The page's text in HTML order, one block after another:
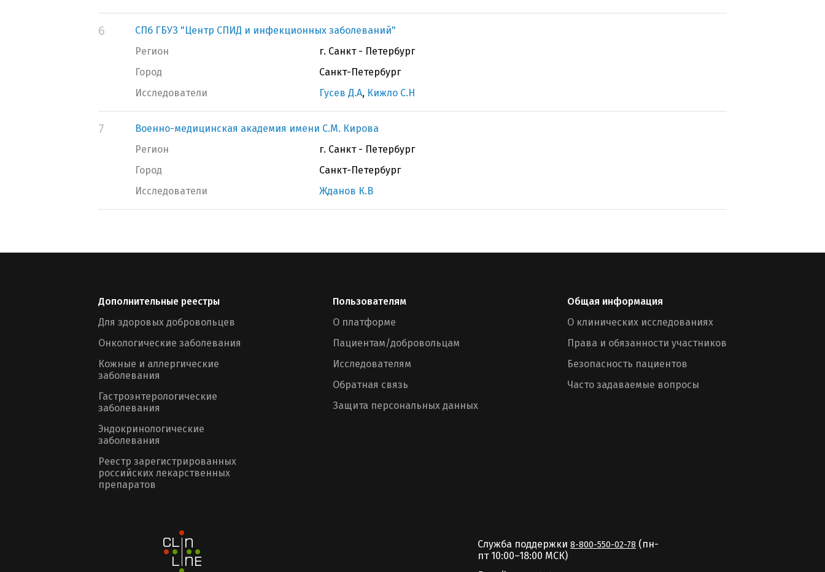
6
СПб ГБУЗ "Центр СПИД и инфекционных заболеваний"
Регион
г. Санкт - Петербург
Город
Санкт-Петербург
Исследователи
Гусев Д.А, Кижло С.Н
7
Военно-медицинская академия имени С.М. Кирова
Регион
г. Санкт - Петербург
Город
Санкт-Петербург
Исследователи
Жданов К.В
Дополнительные реестры
Для здоровых добровольцев
Онкологические заболевания
Кожные и аллергические
заболевания
Гастроэнтерологические
заболевания
Эндокринологические
заболевания
Реестр зарегистрированных
российских лекарственных
препаратов
Пользователям
О платформе
Пациентам/добровольцам
Исследователям
Обратная связь
Защита персональных данных
Общая информация
О клинических исследованиях
Права и обязанности участников
Безопасность пациентов
Часто задаваемые вопросы
Служба поддержки 8-800-550-02-78 (пн-
пт 10:00–18:00 MCК)